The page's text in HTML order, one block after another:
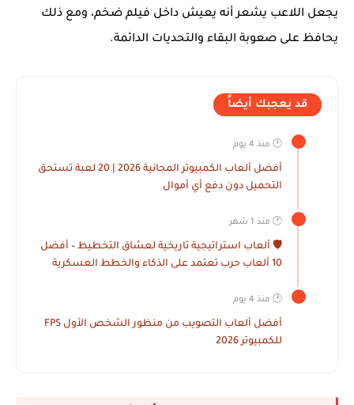
يجعل اللاعب يشعر أنه يعيش داخل فيلم ضخم، ومع ذلك
يحافظ على صعوبة البقاء والتحديات الدائمة.
قد يعجبك أيضاً
🕐 منذ 4 يوم
أفضل ألعاب الكمبيوتر المجانية 2026 | 20 لعبة تستحق
التحميل دون دفع أي أموال
🕐 منذ 1 شهر
🛡️ ألعاب استراتيجية تاريخية لعشاق التخطيط – أفضل
10 ألعاب حرب تعتمد على الذكاء والخطط العسكرية
🕐 منذ 4 يوم
أفضل ألعاب التصويب من منظور الشخص الأول FPS
للكمبيوتر 2026